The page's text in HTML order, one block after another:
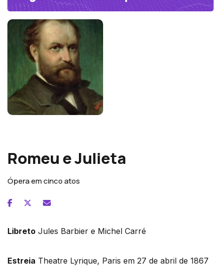
Romeu e Julieta
Ópera em cinco atos
Libreto Jules Barbier e Michel Carré
Estreia Theatre Lyrique, Paris em 27 de abril de 1867